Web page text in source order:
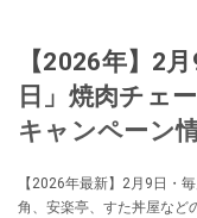
【2026年】2
日」焼肉チェ
キャンペーン
【2026年最新】2月9日・
角、安楽亭、すた丼屋など